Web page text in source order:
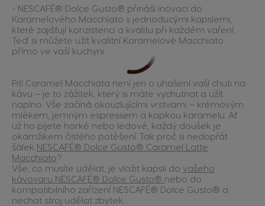
- NESCAFÉ® Dolce Gusto® přináší inovaci do
Karamelového Macchiato s jednoducými kapslemi,
které zajišťují konzistenci a kvalitu při každém vaření.
Teď si můžete užít kvalitní Karamelové Macchiato
přímo ve vaší kuchyni.
Pití Caramel Macchiata není jen o uhašení vaší chuti na
kávu – je to zážitek, který si máte vychutnat a užít
naplno. Vše začíná okouzlujícími vrstvami – krémovým
mlékem, jemným espressem a kapkou karamelu. Ať
už ho pijete horké nebo ledové, každý doušek je
okamžikem čistého potěšení. Tak proč si nedopřát
šálek NESCAFÉ® Dolce Gusto® Caramel Latte
Macchiato?
Vše, co musíte udělat, je vložit kapsli do vašeho
kávovaru NESCAFÉ® Dolce Gusto® nebo do
kompatibilního zařízení NESCAFÉ® Dolce Gusto® a
nechat stroj udělat zbytek.